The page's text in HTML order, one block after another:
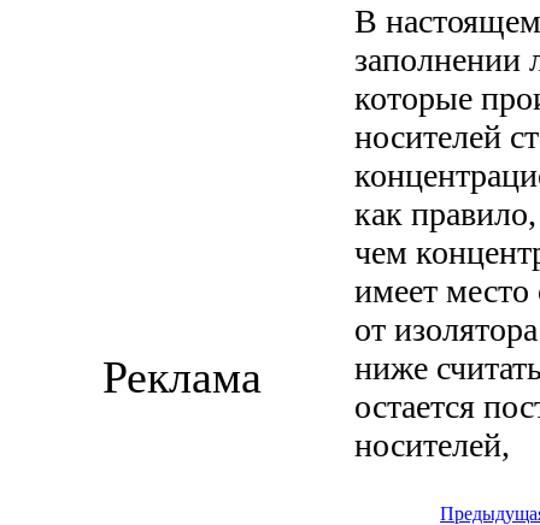
В
заполнении
которые
носителей
как
чем
имеет
от
ниже
остается
носителей,
Реклама